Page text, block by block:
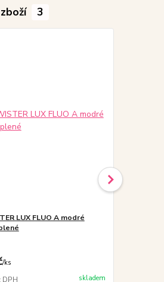
3
LUX FLUO A modré
/ks
DPH skladem